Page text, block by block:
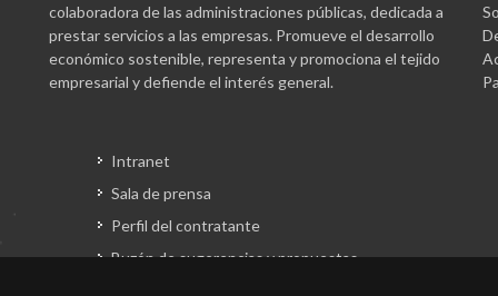
colaboradora de las administraciones públicas, dedicada a
prestar servicios a las empresas. Promueve el desarrollo
económico sostenible, representa y promociona el tejido
empresarial y defiende el interés general.
Intranet
Sala de prensa
Perfil del contratante
Buzón de sugerencias y propuestas